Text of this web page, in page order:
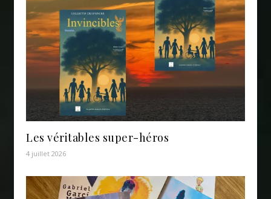
Les véritables super-héros
4 juillet 2026